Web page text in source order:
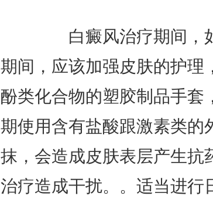
白癜风治疗期间，
期间，应该加强皮肤的护理
酚类化合物的塑胶制品手套
期使用含有盐酸跟激素类的
抹，会造成皮肤表层产生抗
治疗造成干扰。。适当进行